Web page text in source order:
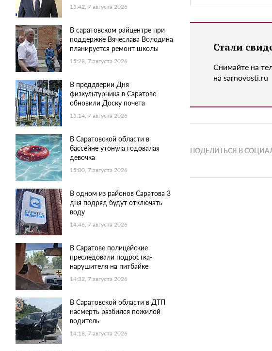
15:42, 7 августа 2026
В саратовском райцентре при
поддержке Вячеслава Володина
планируется ремонт школы
15:28, 7 августа 2026
В преддверии Дня
физкультурника в Саратове
обновили Доску почета
15:14, 7 августа 2026
В Саратовской области в
бассейне утонула годовалая
девочка
15:00, 7 августа 2026
В одном из районов Саратова 3
дня подряд будут отключать
воду
14:46, 7 августа 2026
В Саратове полицейские
преследовали подростка-
нарушителя на питбайке
14:32, 7 августа 2026
В Саратовской области в ДТП
насмерть разбился пожилой
водитель
14:18, 7 августа 2026
Стали
Снимайте на
на sarnovosti.ru
ПОДЕЛИТЬСЯ В